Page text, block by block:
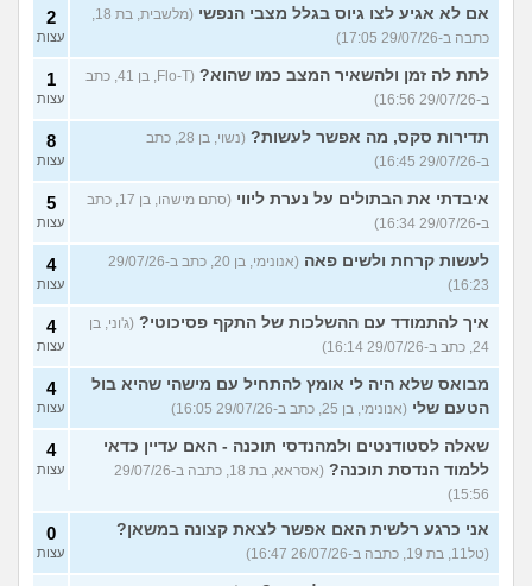
אם לא אגיע לצו גיוס בגלל מצבי הנפשי
(מלשבית, בת 18,
כתבה ב-29/07/26 17:05)
2
עצות
לתת לה זמן ולהשאיר המצב כמו שהוא?
(Flo-T, בן 41, כתב
ב-29/07/26 16:56)
1
עצות
תדירות סקס, מה אפשר לעשות?
(נשוי, בן 28, כתב
ב-29/07/26 16:45)
8
עצות
איבדתי את הבתולים על נערת ליווי
(סתם מישהו, בן 17, כתב
ב-29/07/26 16:34)
5
עצות
לעשות קרחת ולשים פאה
(אנונימי, בן 20, כתב ב-29/07/26
16:23)
4
עצות
איך להתמודד עם ההשלכות של התקף פסיכוטי? (ג'וני, בן
24, כתב ב-29/07/26 16:14)
4
עצות
מבואס שלא היה לי אומץ להתחיל עם מישהי שהיא בול
הטעם שלי (אנונימי, בן 25, כתב ב-29/07/26 16:05)
4
עצות
שאלה לסטודנטים ולמהנדסי תוכנה - האם עדיין כדאי
ללמוד הנדסת תוכנה?
(אסראא, בת 18, כתבה ב-29/07/26
15:56)
4
עצות
אני כרגע רלשית האם אפשר לצאת קצונה במשאן?
(טל11, בת 19, כתבה ב-26/07/26 16:47)
0
עצות